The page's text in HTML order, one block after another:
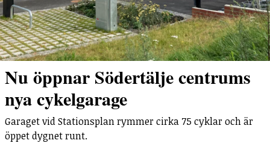
Nu öppnar Södertälje centrums
nya cykelgarage
Garaget vid Stationsplan rymmer cirka 75 cyklar och är
öppet dygnet runt.